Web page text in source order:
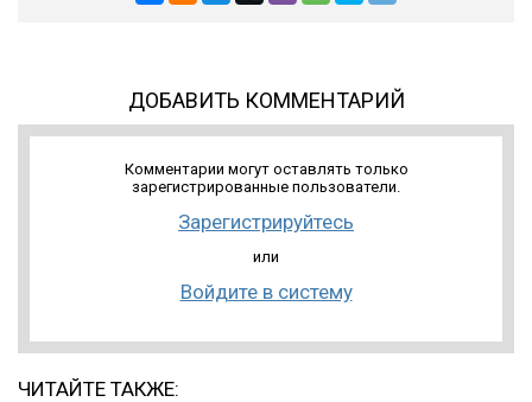
ДОБАВИТЬ КОММЕНТАРИЙ
Комментарии могут оставлять только
зарегистрированные пользователи.
Зарегистрируйтесь
или
Войдите в систему
ЧИТАЙТЕ ТАКЖЕ: